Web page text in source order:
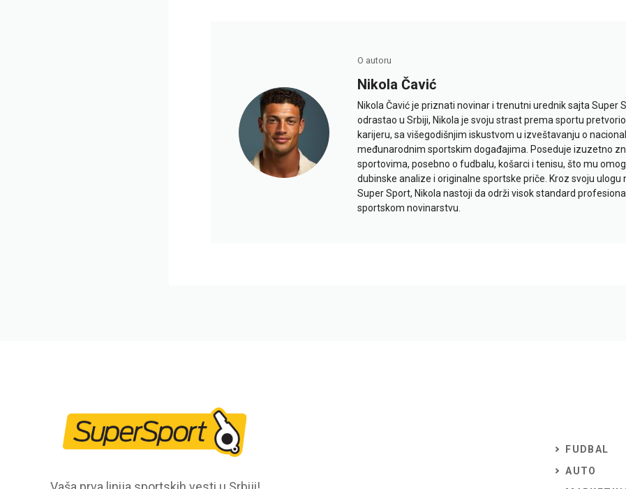
O autoru
Nikola Čavić
Nikola Čavić je priznati novinar i trenutni urednik sajta Super
odrastao u Srbiji, Nikola je svoju strast prema sportu
karijeru, sa višegodišnjim iskustvom u izveštavanju o
međunarodnim sportskim događajima. Poseduje izuzetno
sportovima, posebno o fudbalu, košarci i tenisu, što mu
dubinske analize i originalne sportske priče. Kroz svoju ulogu
Super Sport, Nikola nastoji da održi visok standard
sportskom novinarstvu.
FUDBAL
AUTO